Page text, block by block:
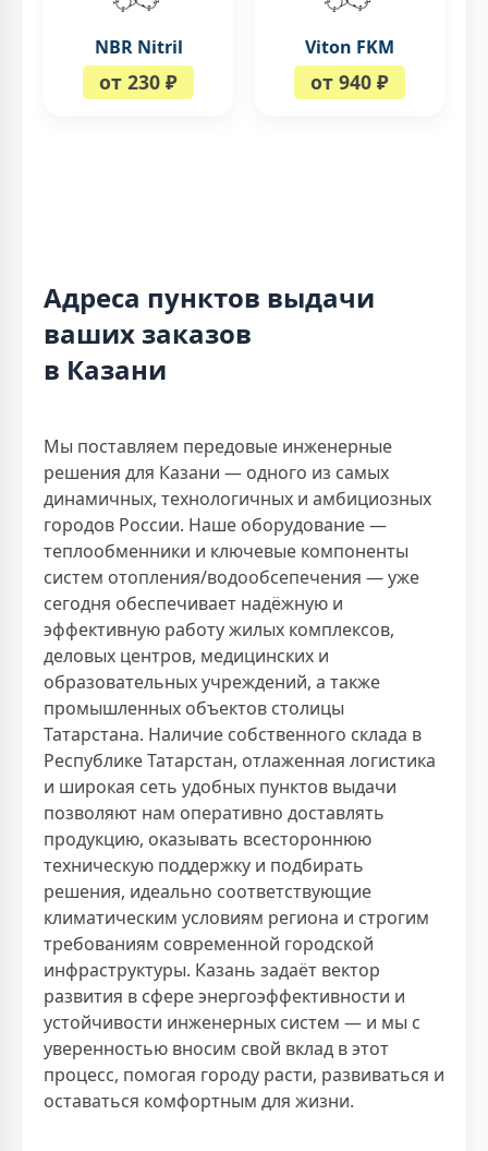
NBR Nitril
от 230 ₽
Viton FKM
от 940 ₽
Адреса пунктов выдачи
ваших заказов
в Казани
Мы поставляем передовые инженерные
решения для Казани — одного из самых
динамичных, технологичных и амбициозных
городов России. Наше оборудование —
теплообменники и ключевые компоненты
систем отопления/водообсепечения — уже
сегодня обеспечивает надёжную и
эффективную работу жилых комплексов,
деловых центров, медицинских и
образовательных учреждений, а также
промышленных объектов столицы
Татарстана. Наличие собственного склада в
Республике Татарстан, отлаженная логистика
и широкая сеть удобных пунктов выдачи
позволяют нам оперативно доставлять
продукцию, оказывать всестороннюю
техническую поддержку и подбирать
решения, идеально соответствующие
климатическим условиям региона и строгим
требованиям современной городской
инфраструктуры. Казань задаёт вектор
развития в сфере энергоэффективности и
устойчивости инженерных систем — и мы с
уверенностью вносим свой вклад в этот
процесс, помогая городу расти, развиваться и
оставаться комфортным для жизни.